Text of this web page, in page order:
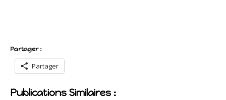
Partager :
Partager
Publications Similaires :